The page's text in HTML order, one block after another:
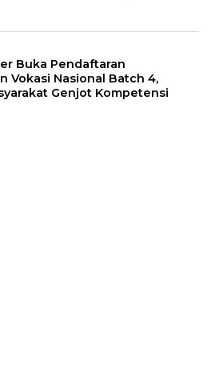
Buka Pendaftaran
Vokasi Nasional Batch 4,
Genjot Kompetensi